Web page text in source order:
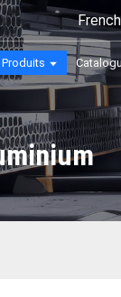
French
Produits